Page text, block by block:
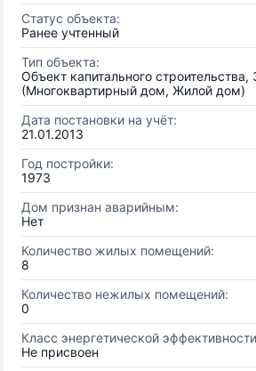
Статус объекта:
Ранее учтенный
Тип объекта:
Объект капитального строительства,
(Многоквартирный дом, Жилой дом)
Дата постановки на учёт:
21.01.2013
Год постройки:
1973
Дом признан аварийным:
Нет
Количество жилых помещений:
8
Количество нежилых помещений:
0
Класс энергетической
Не присвоен